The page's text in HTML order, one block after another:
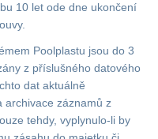
10 let ode dne ukončení
Poolplastu jsou do 3
z příslušného datového
dat aktuálně
archivace záznamů z
tehdy, vyplynulo-li by